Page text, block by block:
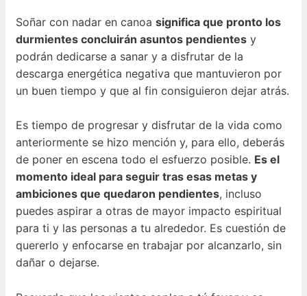
Soñar con nadar en canoa significa que pronto los
durmientes concluirán asuntos pendientes y
podrán dedicarse a sanar y a disfrutar de la
descarga energética negativa que mantuvieron por
un buen tiempo y que al fin consiguieron dejar atrás.
Es tiempo de progresar y disfrutar de la vida como
anteriormente se hizo mención y, para ello, deberás
de poner en escena todo el esfuerzo posible. Es el
momento ideal para seguir tras esas metas y
ambiciones que quedaron pendientes, incluso
puedes aspirar a otras de mayor impacto espiritual
para ti y las personas a tu alrededor. Es cuestión de
quererlo y enfocarse en trabajar por alcanzarlo, sin
dañar o dejarse.